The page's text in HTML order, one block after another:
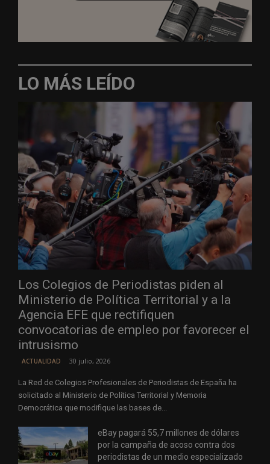
LO MÁS LEÍDO
Los Colegios de Periodistas piden al
Ministerio de Política Territorial y a la
Agencia EFE que rectifiquen
convocatorias de empleo por favorecer el
intrusismo
ACTUALIDAD 30 julio, 2026
La Red de Colegios Profesionales de Periodistas de España ha
solicitado al Ministerio de Política Territorial y Memoria
Democrática que modifique las bases de...
eBay pagará 55,7 millones de dólares
por la campaña de acoso contra dos
periodistas de un medio especializado